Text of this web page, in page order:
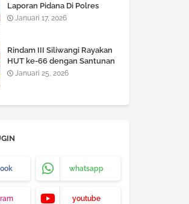
Laporan Pidana Di Polres
Kotabaru Terhadap Advokat
Januari 17, 2026
Rindam III Siliwangi Rayakan
HUT ke-66 dengan Santunan
Anak Yatim, Potong Tumpeng
Januari 25, 2026
whatsapp
youtube